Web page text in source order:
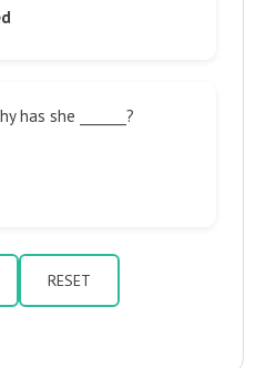
has she _______?
RESET